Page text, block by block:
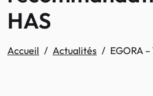
HAS
Accueil Actualités EGORA